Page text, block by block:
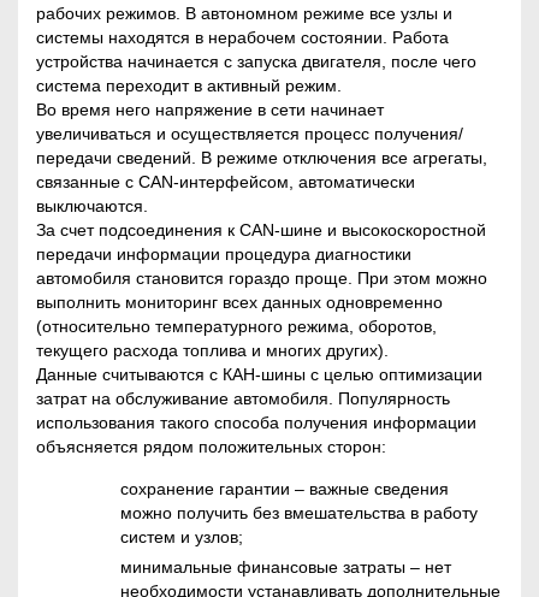
рабочих режимов. В автономном режиме все узлы и
системы находятся в нерабочем состоянии. Работа
устройства начинается с запуска двигателя, после чего
система переходит в активный режим.
Во время него напряжение в сети начинает
увеличиваться и осуществляется процесс получения/
передачи сведений. В режиме отключения все агрегаты,
связанные с CAN-интерфейсом, автоматически
выключаются.
За счет подсоединения к CAN-шине и высокоскоростной
передачи информации процедура диагностики
автомобиля становится гораздо проще. При этом можно
выполнить мониторинг всех данных одновременно
(относительно температурного режима, оборотов,
текущего расхода топлива и многих других).
Данные считываются с КАН-шины с целью оптимизации
затрат на обслуживание автомобиля. Популярность
использования такого способа получения информации
объясняется рядом положительных сторон:
сохранение гарантии – важные сведения
можно получить без вмешательства в работу
систем и узлов;
минимальные финансовые затраты – нет
необходимости устанавливать дополнительные